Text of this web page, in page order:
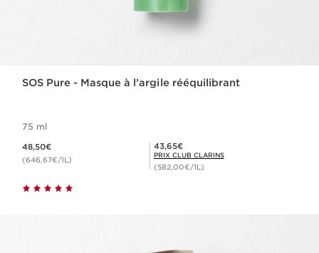
SOS Pure - Masque à l’argile rééquilibrant
75 ml
48,50€
(646,67€/1L)
Prix Club Clarins 43,65€
43,65€
PRIX CLUB CLARINS
(582,00€/1L)